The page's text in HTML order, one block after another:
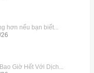
hơn nếu bạn biết...
Giờ Hết Với Dịch...